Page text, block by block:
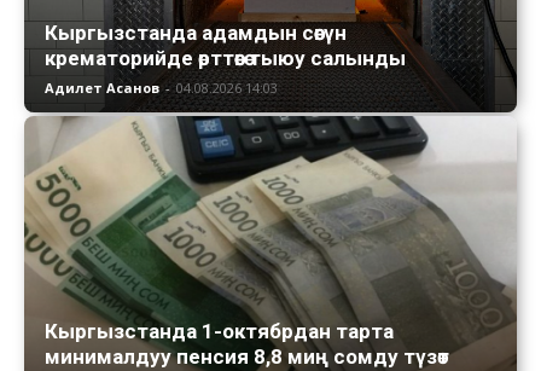
Кыргызстанда адамдын сөөгүн
крематорийде өрттөөгө тыюу салынды
Адилет Асанов - 04.08.2026 14:03
Кыргызстанда 1-октябрдан тарта
минималдуу пенсия 8,8 миң сомду түзөт